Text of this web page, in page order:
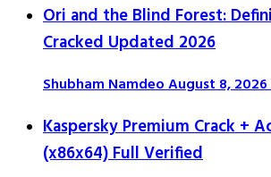
Ori and the Blind Forest:
Cracked Updated 2026
Shubham NamdeoAugust 8, 2026
Kaspersky Premium Crack +
(x86x64) Full Verified